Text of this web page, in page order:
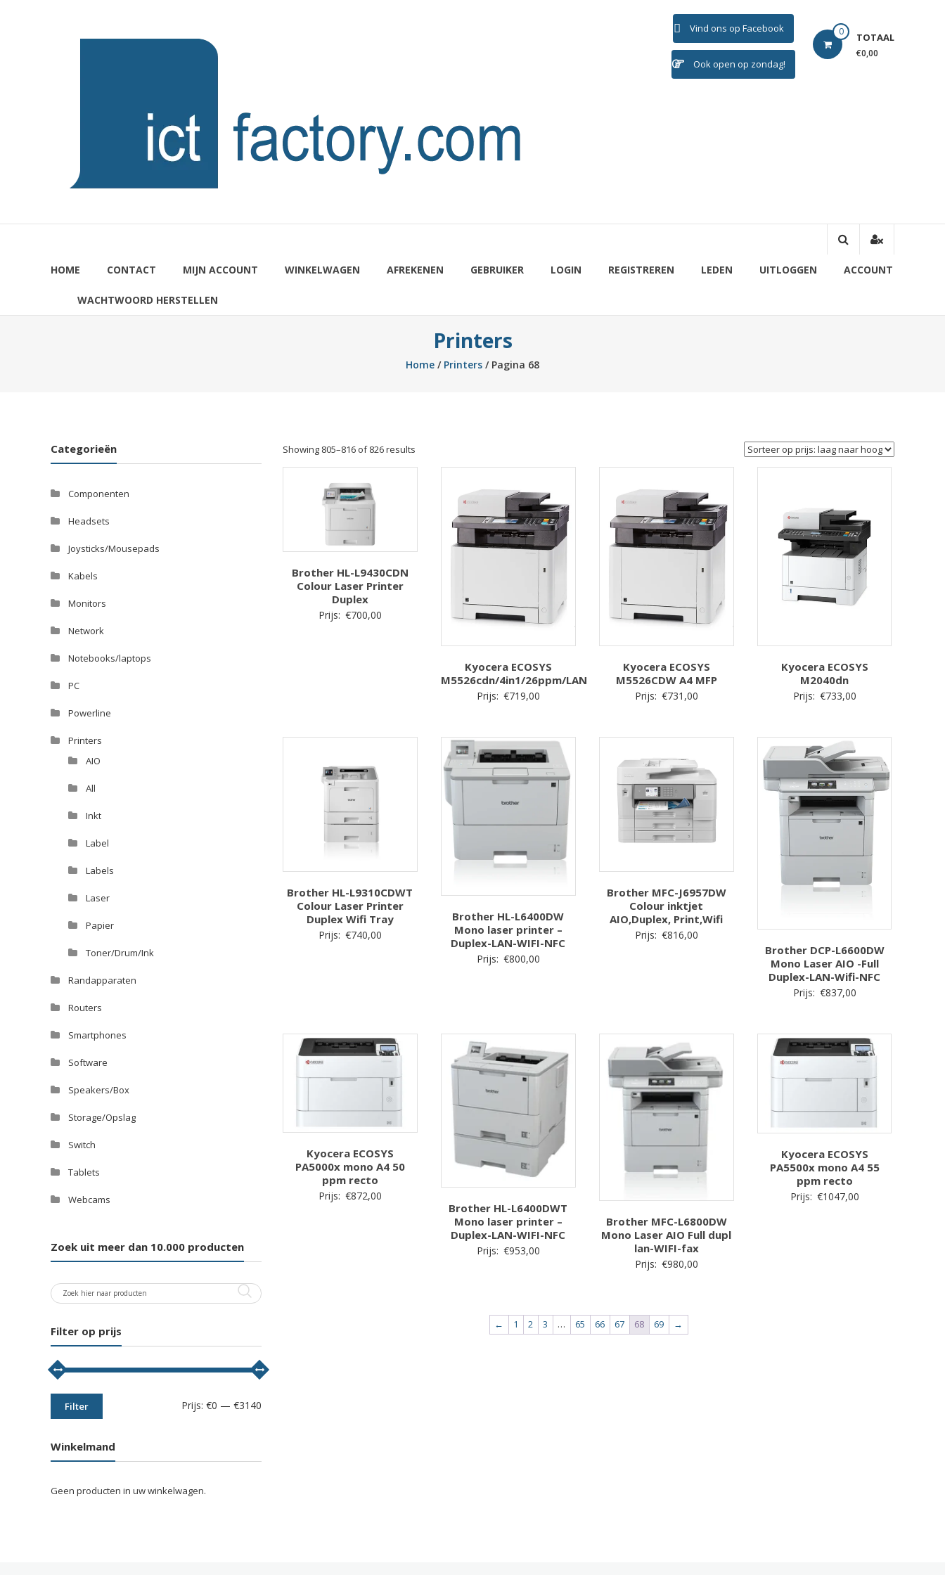
ICTFACTORY 0 TOTAAL
€0,00
Vind ons op Facebook
Ook open op zondag!
HOME CONTACT MIJN ACCOUNT WINKELWAGEN AFREKENEN GEBRUIKER LOGIN REGISTREREN LEDEN UITLOGGEN ACCOUNT
WACHTWOORD HERSTELLEN
Printers
Home / Printers / Pagina 68
Showing 805–816 of 826 results
by
Brother HL-L9430CDN
Colour Laser Printer
Duplex
Prijs: €700,00
Kyocera ECOSYS
M5526cdn/4in1/26ppm/LAN
Prijs: €719,00
Kyocera ECOSYS
M5526CDW A4 MFP
Prijs: €731,00
Kyocera ECOSYS
M2040dn
Prijs: €733,00
Brother HL-L9310CDWT
Colour Laser Printer
Duplex Wifi Tray
Prijs: €740,00
Brother HL-L6400DW
Mono laser printer –
Duplex-LAN-WIFI-NFC
Prijs: €800,00
Brother MFC-J6957DW
Colour inktjet
AIO,Duplex, Print,Wifi
Prijs: €816,00
Brother DCP-L6600DW
Mono Laser AIO -Full
Duplex-LAN-Wifi-NFC
Prijs: €837,00
Kyocera ECOSYS
PA5000x mono A4 50
ppm recto
Prijs: €872,00
Brother HL-L6400DWT
Mono laser printer –
Duplex-LAN-WIFI-NFC
Prijs: €953,00
Brother MFC-L6800DW
Mono Laser AIO Full dupl
lan-WIFI-fax
Prijs: €980,00
Kyocera ECOSYS
PA5500x mono A4 55
ppm recto
Prijs: €1047,00
← 1 2 3 … 65 66 67 68 69 →
Categorieën
Componenten
Headsets
Joysticks/Mousepads
Kabels
Monitors
Network
Notebooks/laptops
PC
Powerline
Printers
AIO
All
Inkt
Label
Labels
Laser
Papier
Toner/Drum/Ink
Randapparaten
Routers
Smartphones
Software
Speakers/Box
Storage/Opslag
Switch
Tablets
Webcams
Zoek uit meer dan 10.000 producten
Filter op prijs
Filter Prijs: €0 — €3140
Winkelmand
Geen producten in uw winkelwagen.